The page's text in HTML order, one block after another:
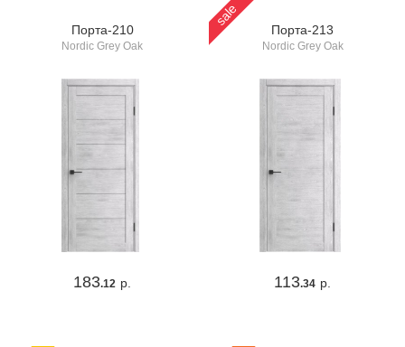
Порта-210
Nordic Grey Oak
183.12 р.
sale
Порта-213
Nordic Grey Oak
113.34 р.